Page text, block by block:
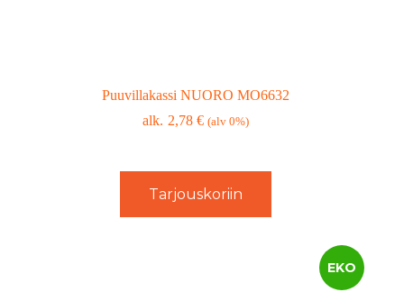
Puuvillakassi NUORO MO6632
2,78€ (alv 0%)
Tarjouskoriin
EKO